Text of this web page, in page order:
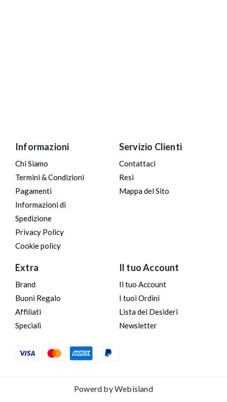
Informazioni
Chi Siamo
Termini & Condizioni
Pagamenti
Informazioni di
Spedizione
Privacy Policy
Cookie policy
Servizio Clienti
Contattaci
Resi
Mappa del Sito
Extra
Brand
Buoni Regalo
Affiliati
Speciali
Il tuo Account
Il tuo Account
I tuoi Ordini
Lista dei Desideri
Newsletter
Powerd byWebisland